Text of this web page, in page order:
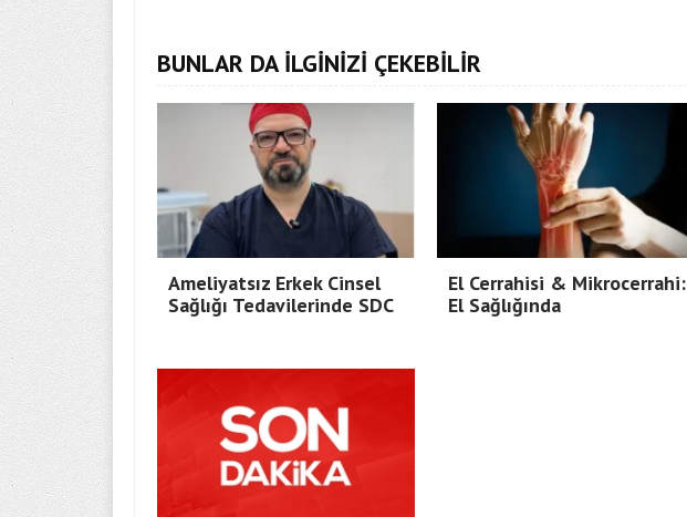
BUNLAR DA İLGİNİZİ ÇEKEBİLİR
Ameliyatsız Erkek Cinsel
Sağlığı Tedavilerinde SDC
El Cerrahisi & Mikrocerrahi:
El Sağlığında